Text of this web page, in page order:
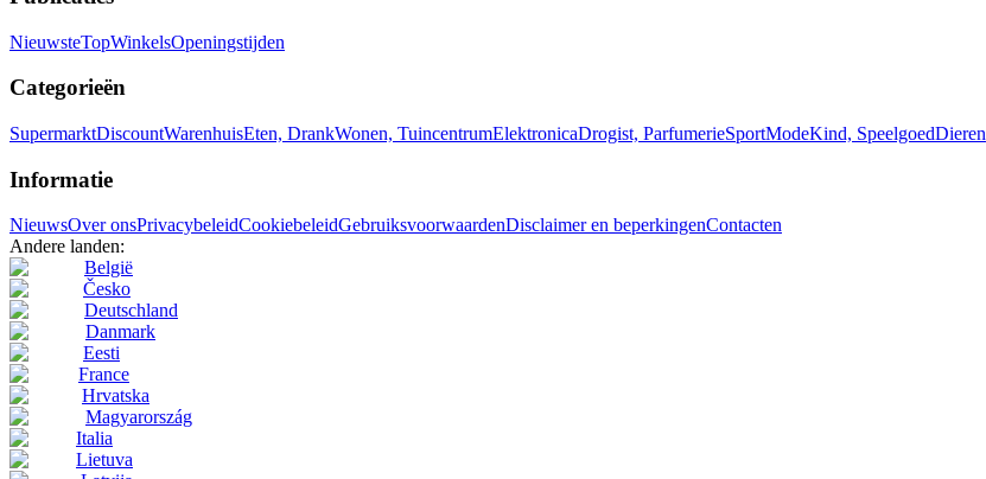
NieuwsteTopWinkelsOpeningstijden
Categorieën
SupermarktDiscountWarenhuisEten, DrankWonen, TuincentrumElektronicaDrogist, ParfumerieSportModeKind, SpeelgoedDieren
Informatie
NieuwsOver onsPrivacybeleidCookiebeleidGebruiksvoorwaardenDisclaimer en beperkingenContacten
Andere landen:
België
Česko
Deutschland
Danmark
Eesti
France
Hrvatska
Magyarország
Italia
Lietuva